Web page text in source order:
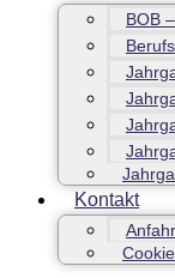
BOB
Kontakt